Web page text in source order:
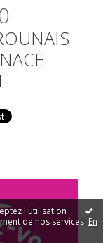
l'utilisation
de nos services. En